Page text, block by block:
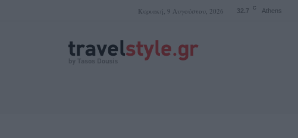
Κυριακή, 9 Αυγούστου, 2026 32.7 C Athens